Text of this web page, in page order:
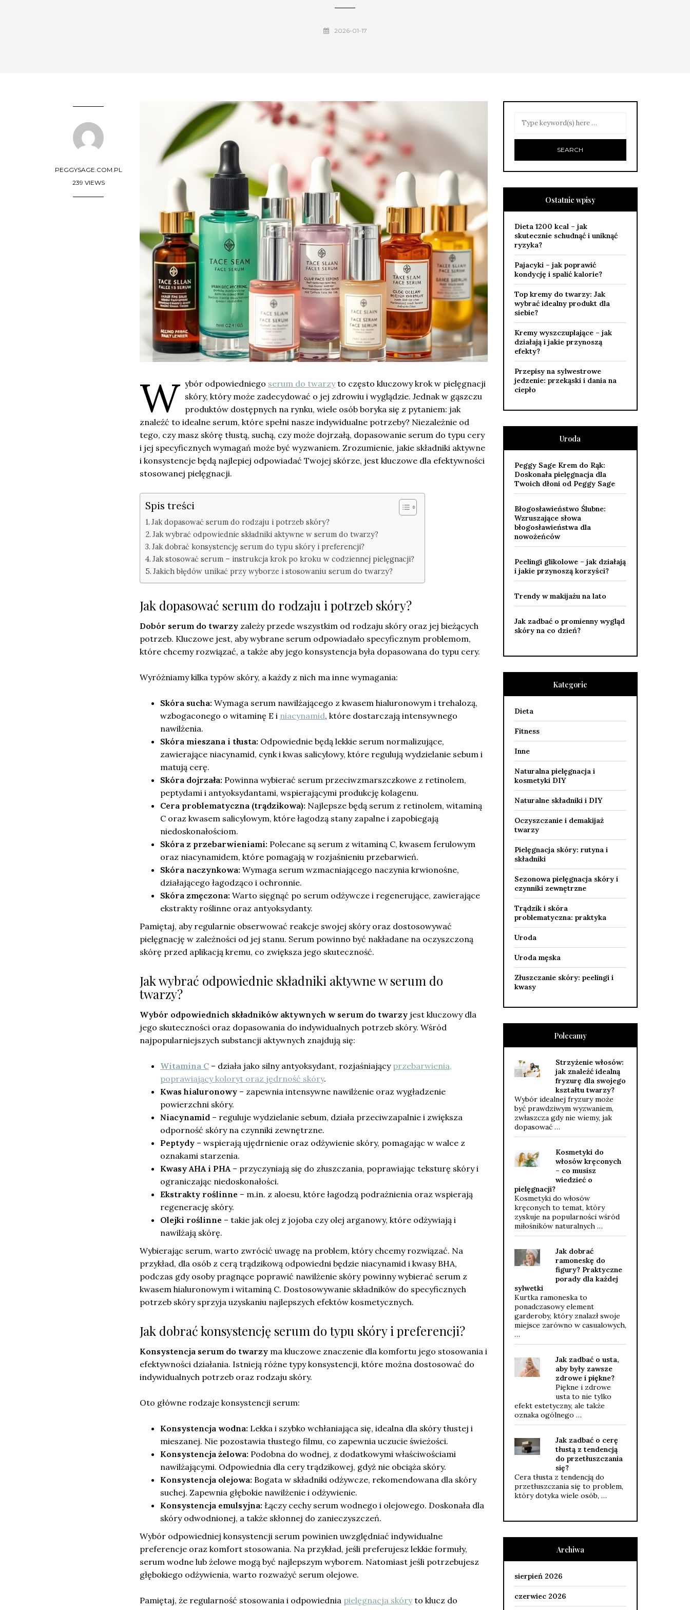
2026-01-17
PEGGYSAGE.COM.PL
239 VIEWS
W ybór odpowiedniego serum do twarzyto często kluczowy krok w pielęgnacji
skóry, który może zadecydować o jej zdrowiu i wyglądzie. Jednak w gąszczu
produktów dostępnych na rynku, wiele osób boryka się z pytaniem: jak
znaleźć to idealne serum, które spełni nasze indywidualne potrzeby? Niezależnie od
tego, czy masz skórę tłustą, suchą, czy może dojrzałą, dopasowanie serum do typu cery
i jej specyficznych wymagań może być wyzwaniem. Zrozumienie, jakie składniki aktywne
i konsystencje będą najlepiej odpowiadać Twojej skórze, jest kluczowe dla efektywności
stosowanej pielęgnacji.
Spis treści
Jak dopasować serum do rodzaju i potrzeb skóry?
Jak wybrać odpowiednie składniki aktywne w serum do twarzy?
Jak dobrać konsystencję serum do typu skóry i preferencji?
Jak stosować serum – instrukcja krok po kroku w codziennej pielęgnacji?
Jakich błędów unikać przy wyborze i stosowaniu serum do twarzy?
Jak dopasować serum do rodzaju i potrzeb skóry?
Dobór serum do twarzy zależy przede wszystkim od rodzaju skóry oraz jej bieżących
potrzeb. Kluczowe jest, aby wybrane serum odpowiadało specyficznym problemom,
które chcemy rozwiązać, a także aby jego konsystencja była dopasowana do typu cery.
Wyróżniamy kilka typów skóry, a każdy z nich ma inne wymagania:
Skóra sucha: Wymaga serum nawilżającego z kwasem hialuronowym i trehalozą,
wzbogaconego o witaminę E i niacynamid, które dostarczają intensywnego
nawilżenia.
Skóra mieszana i tłusta: Odpowiednie będą lekkie serum normalizujące,
zawierające niacynamid, cynk i kwas salicylowy, które regulują wydzielanie sebum i
matują cerę.
Skóra dojrzała: Powinna wybierać serum przeciwzmarszczkowe z retinolem,
peptydami i antyoksydantami, wspierającymi produkcję kolagenu.
Cera problematyczna (trądzikowa): Najlepsze będą serum z retinolem, witaminą
C oraz kwasem salicylowym, które łagodzą stany zapalne i zapobiegają
niedoskonałościom.
Skóra z przebarwieniami: Polecane są serum z witaminą C, kwasem ferulowym
oraz niacynamidem, które pomagają w rozjaśnieniu przebarwień.
Skóra naczynkowa: Wymaga serum wzmacniającego naczynia krwionośne,
działającego łagodząco i ochronnie.
Skóra zmęczona: Warto sięgnąć po serum odżywcze i regenerujące, zawierające
ekstrakty roślinne oraz antyoksydanty.
Pamiętaj, aby regularnie obserwować reakcje swojej skóry oraz dostosowywać
pielęgnację w zależności od jej stanu. Serum powinno być nakładane na oczyszczoną
skórę przed aplikacją kremu, co zwiększa jego skuteczność.
Jak wybrać odpowiednie składniki aktywne w serum do
twarzy?
Wybór odpowiednich składników aktywnych w serum do twarzy jest kluczowy dla
jego skuteczności oraz dopasowania do indywidualnych potrzeb skóry. Wśród
najpopularniejszych substancji aktywnych znajdują się:
Witamina C – działa jako silny antyoksydant, rozjaśniający przebarwienia,
poprawiający koloryt oraz jędrność skóry.
Kwas hialuronowy – zapewnia intensywne nawilżenie oraz wygładzenie
powierzchni skóry.
Niacynamid – reguluje wydzielanie sebum, działa przeciwzapalnie i zwiększa
odporność skóry na czynniki zewnętrzne.
Peptydy – wspierają ujędrnienie oraz odżywienie skóry, pomagając w walce z
oznakami starzenia.
Kwasy AHA i PHA – przyczyniają się do złuszczania, poprawiając teksturę skóry i
ograniczając niedoskonałości.
Ekstrakty roślinne – m.in. z aloesu, które łagodzą podrażnienia oraz wspierają
regenerację skóry.
Olejki roślinne – takie jak olej z jojoba czy olej arganowy, które odżywiają i
nawilżają skórę.
Wybierając serum, warto zwrócić uwagę na problem, który chcemy rozwiązać. Na
przykład, dla osób z cerą trądzikową odpowiedni będzie niacynamid i kwasy BHA,
podczas gdy osoby pragnące poprawić nawilżenie skóry powinny wybierać serum z
kwasem hialuronowym i witaminą C. Dostosowywanie składników do specyficznych
potrzeb skóry sprzyja uzyskaniu najlepszych efektów kosmetycznych.
Jak dobrać konsystencję serum do typu skóry i preferencji?
Konsystencja serum do twarzy ma kluczowe znaczenie dla komfortu jego stosowania i
efektywności działania. Istnieją różne typy konsystencji, które można dostosować do
indywidualnych potrzeb oraz rodzaju skóry.
Oto główne rodzaje konsystencji serum:
Konsystencja wodna: Lekka i szybko wchłaniająca się, idealna dla skóry tłustej i
mieszanej. Nie pozostawia tłustego filmu, co zapewnia uczucie świeżości.
Konsystencja żelowa: Podobna do wodnej, z dodatkowymi właściwościami
nawilżającymi. Odpowiednia dla cery trądzikowej, gdyż nie obciąża skóry.
Konsystencja olejowa: Bogata w składniki odżywcze, rekomendowana dla skóry
suchej. Zapewnia głębokie nawilżenie i odżywienie.
Konsystencja emulsyjna: Łączy cechy serum wodnego i olejowego. Doskonała dla
skóry odwodnionej, a także skłonnej do zanieczyszczeń.
Wybór odpowiedniej konsystencji serum powinien uwzględniać indywidualne
preferencje oraz komfort stosowania. Na przykład, jeśli preferujesz lekkie formuły,
serum wodne lub żelowe mogą być najlepszym wyborem. Natomiast jeśli potrzebujesz
głębokiego odżywienia, warto rozważyć serum olejowe.
Pamiętaj, że regularność stosowania i odpowiednia pielęgnacja skóryto klucz do
Ostatnie wpisy
Dieta 1200 kcal – jak
skutecznie schudnąć i uniknąć
ryzyka?
Pajacyki – jak poprawić
kondycję i spalić kalorie?
Top kremy do twarzy: Jak
wybrać idealny produkt dla
siebie?
Kremy wyszczuplające – jak
działają i jakie przynoszą
efekty?
Przepisy na sylwestrowe
jedzenie: przekąski i dania na
ciepło
Uroda
Peggy Sage Krem do Rąk:
Doskonała pielęgnacja dla
Twoich dłoni od Peggy Sage
Błogosławieństwo Ślubne:
Wzruszające słowa
błogosławieństwa dla
nowożeńców
Peelingi glikolowe – jak działają
i jakie przynoszą korzyści?
Trendy w makijażu na lato
Jak zadbać o promienny wygląd
skóry na co dzień?
Kategorie
Dieta
Fitness
Inne
Naturalna pielęgnacja i
kosmetyki DIY
Naturalne składniki i DIY
Oczyszczanie i demakijaż
twarzy
Pielęgnacja skóry: rutyna i
składniki
Sezonowa pielęgnacja skóry i
czynniki zewnętrzne
Trądzik i skóra
problematyczna: praktyka
Uroda
Uroda męska
Złuszczanie skóry: peelingi i
kwasy
Polecamy
Strzyżenie włosów:
jak znaleźć idealną
fryzurę dla swojego
kształtu twarzy?
Wybór idealnej fryzury może
być prawdziwym wyzwaniem,
zwłaszcza gdy nie wiemy, jak
dopasować …
Kosmetyki do
włosów kręconych
– co musisz
wiedzieć o
pielęgnacji?
Kosmetyki do włosów
kręconych to temat, który
zyskuje na popularności wśród
miłośników naturalnych …
Jak dobrać
ramoneskę do
figury? Praktyczne
porady dla każdej
sylwetki
Kurtka ramoneska to
ponadczasowy element
garderoby, który znalazł swoje
miejsce zarówno w casualowych,
…
Jak zadbać o usta,
aby były zawsze
zdrowe i piękne?
Piękne i zdrowe
usta to nie tylko
efekt estetyczny, ale także
oznaka ogólnego …
Jak zadbać o cerę
tłustą z tendencją
do przetłuszczania
się?
Cera tłusta z tendencją do
przetłuszczania się to problem,
który dotyka wiele osób, …
Archiwa
sierpień 2026
czerwiec 2026